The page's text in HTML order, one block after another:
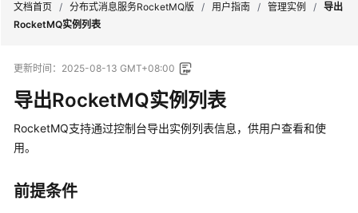
新
动
态
公
告
文档首页 / 分布式消息服务RocketMQ版 / 用户指南 / 管理实例 / 导出
RocketMQ实例列表
更新时间： 2025-08-13 GMT+08:00
导出RocketMQ实例列表
RocketMQ支持通过控制台导出实例列表信息，供用户查看和使
用。
前提条件